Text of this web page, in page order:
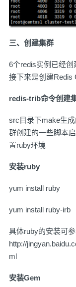
三、创建集群
6个redis实例已经创
接下来是创建Redis
redis-trib命令创建
src目录下make生
群创建的一些脚本
置ruby环境
安装ruby
yum install ruby
yum install ruby-irb
具体ruby的安装可参
http://
ml
安装Gem